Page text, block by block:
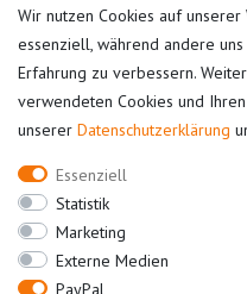
Wir nutzen Cookies auf
essenziell, während andere
Erfahrung zu verbessern.
verwendeten Cookies und
unserer Daten­schutz­erklärung
Essenziell
Statistik
Marketing
Externe Medien
PayPal
Warenkorb
Kasse
Mein Konto
Registrieren
Login
Unternehmen
Kontakt
Datenschutz